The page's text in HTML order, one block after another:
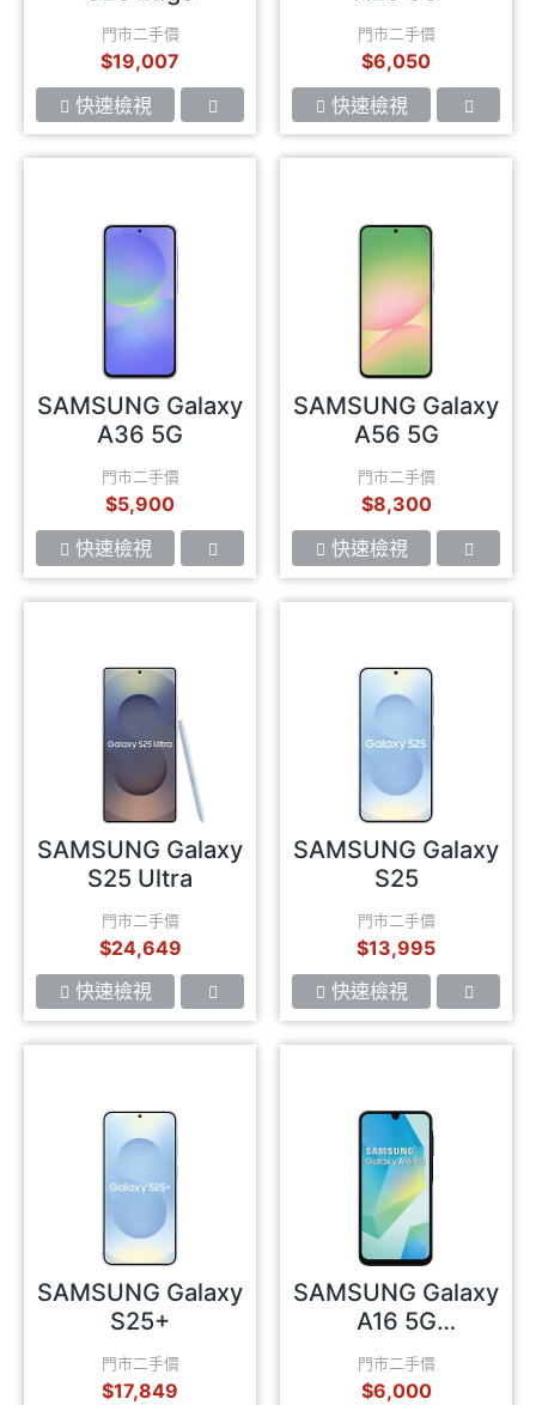
門市二手價
$19,007
快速檢視
門市二手價
$6,050
快速檢視
SAMSUNG Galaxy
A36 5G
門市二手價
$5,900
快速檢視
SAMSUNG Galaxy
A56 5G
門市二手價
$8,300
快速檢視
SAMSUNG Galaxy
S25 Ultra
門市二手價
$24,649
快速檢視
SAMSUNG Galaxy
S25
門市二手價
$13,995
快速檢視
SAMSUNG Galaxy
S25+
門市二手價
$17,849
SAMSUNG Galaxy
A16 5G
(6GB/128GB)
門市二手價
$6,000